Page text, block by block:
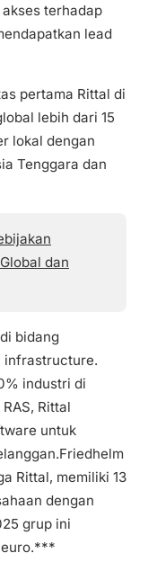
terhadap
lead
pertama Rittal di
lebih dari 15
lokal dengan
Tenggara dan
dan
bidang
infrastructure.
industri di
Rittal
untuk
Rittal, memiliki 13
dengan
grup ini
euro.***